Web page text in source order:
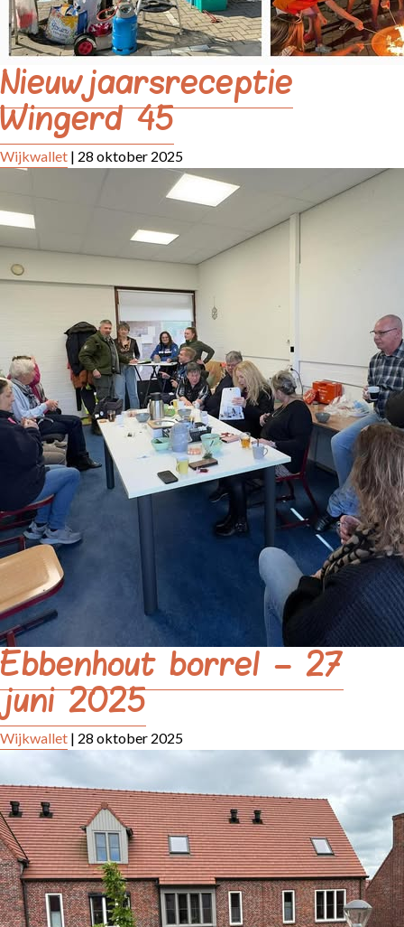
Nieuwjaarsreceptie
Wingerd 45
Wijkwallet | 28 oktober 2025
Ebbenhout borrel – 27
juni 2025
Wijkwallet | 28 oktober 2025